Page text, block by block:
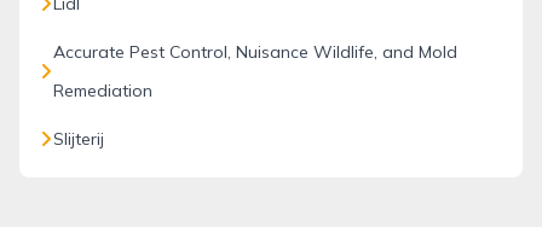
Accurate Pest Control, Nuisance Wildlife, and Mold
Remediation
Slijterij